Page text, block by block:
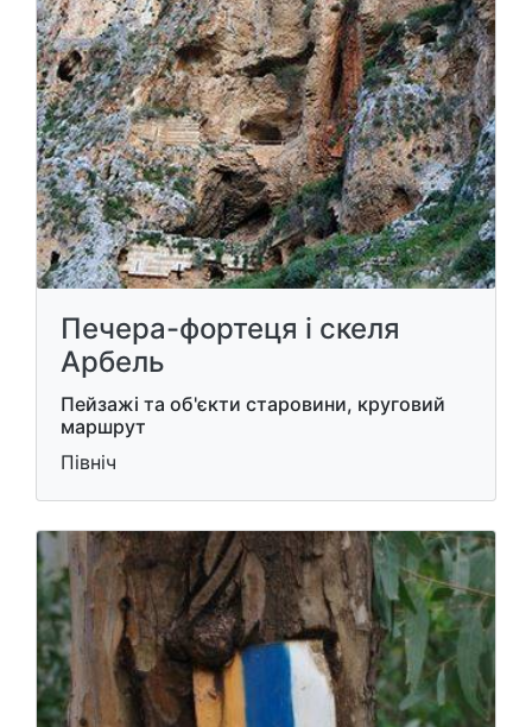
Печера-фортеця і скеля
Арбель
Пейзажі та об'єкти старовини, круговий
маршрут
Північ